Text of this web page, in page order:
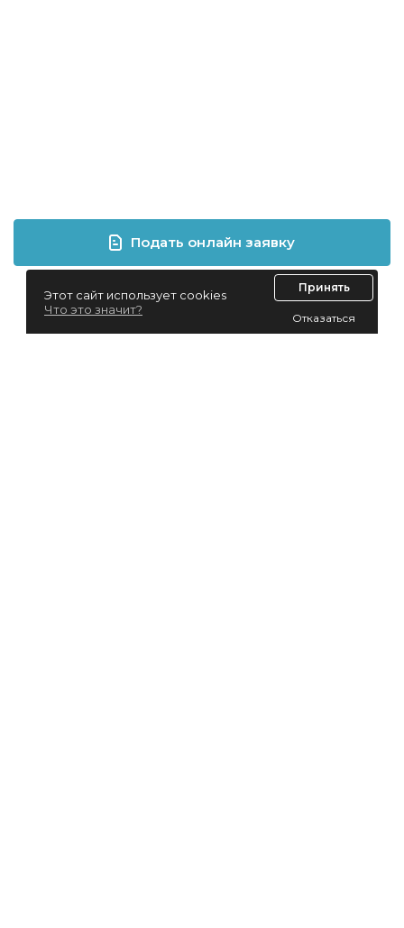
Этот сайт использует cookies
Что это значит?
Принять
Отказаться
Подать онлайн заявку